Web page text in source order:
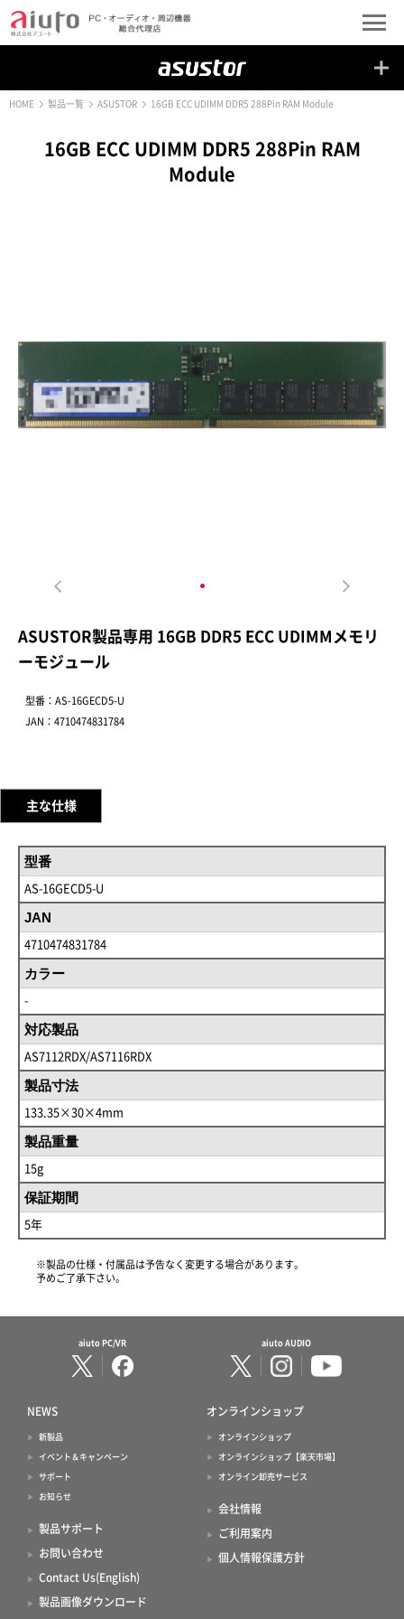
HOME 製品一覧 ASUSTOR 16GB ECC UDIMM DDR5 288Pin RAM Module
16GB ECC UDIMM DDR5 288Pin RAM
Module
ASUSTOR製品専用 16GB DDR5 ECC UDIMMメモリ
ーモジュール
型番：AS-16GECD5-U
JAN：4710474831784
主な仕様
型番
AS-16GECD5-U
JAN
4710474831784
カラー
-
対応製品
AS7112RDX/AS7116RDX
製品寸法
133.35×30×4mm
製品重量
15g
保証期間
5年
※製品の仕様・付属品は予告なく変更する場合があります。
予めご了承下さい。
aiuto PC/VR aiuto AUDIO
NEWS
新製品
イベント＆キャンペーン
サポート
お知らせ
製品サポート
お問い合わせ
Contact Us(English)
製品画像ダウンロード
オンラインショップ
オンラインショップ
オンラインショップ【楽天市場】
オンライン卸売サービス
会社情報
ご利用案内
個人情報保護方針